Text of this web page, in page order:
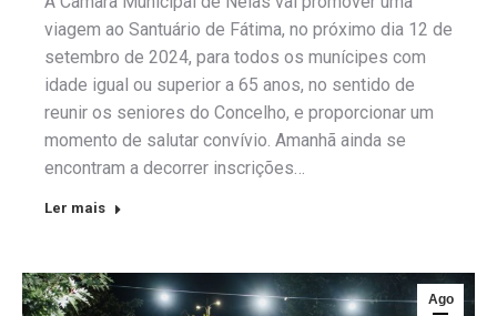
viagem ao Santuário de Fátima, no próximo dia 12 de
setembro de 2024, para todos os munícipes com
idade igual ou superior a 65 anos, no sentido de
reunir os seniores do Concelho, e proporcionar um
momento de salutar convívio. Amanhã ainda se
encontram a decorrer inscrições…
Ler mais
Ago